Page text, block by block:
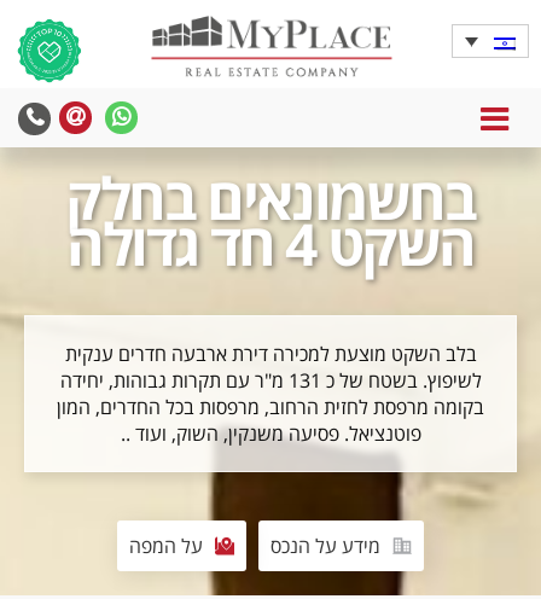
MyPlace
-
WhatsApp
-
MENU
בחשמונאים בחלק
השקט 4 חד גדולה
בלב השקט מוצעת למכירה דירת ארבעה חדרים ענקית
לשיפוץ. בשטח של כ 131 מ"ר עם תקרות גבוהות, יחידה
בקומה מרפסת לחזית הרחוב, מרפסות בכל החדרים, המון
פוטנציאל. פסיעה משנקין, השוק, ועוד ..
מידע על הנכס על המפה